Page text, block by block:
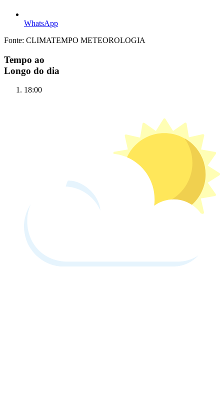
WhatsApp
Fonte: CLIMATEMPO METEOROLOGIA
Tempo ao
Longo do dia
18:00